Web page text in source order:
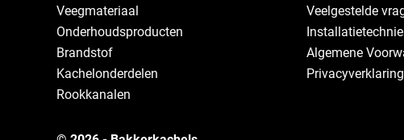
Veegmateriaal
Onderhoudsproducten
Brandstof
Kachelonderdelen
Rookkanalen
Veelgestelde
Algemene
Privacyverklaring